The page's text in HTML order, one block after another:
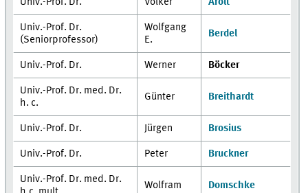
Univ.-Prof. Dr.
(Seniorprofessor)
Wolfgang
E.
Berdel
Univ.-Prof. Dr. Werner Böcker
Univ.-Prof. Dr. med. Dr.
h. c.
Günter Breithardt
Univ.-Prof. Dr. Jürgen Brosius
Univ.-Prof. Dr. Peter Bruckner
Univ.-Prof. Dr. med. Dr.
Wolfram Domschke